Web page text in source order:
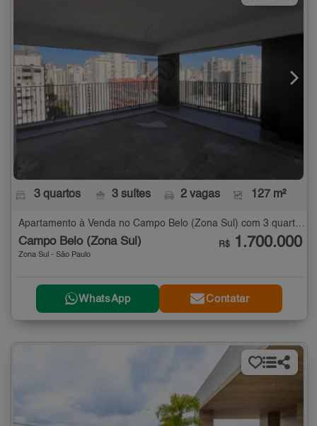
3 quartos 3 suítes 2 vagas 127 m²
Apartamento à Venda no Campo Belo (Zona Sul) com 3 quartos - 127 m²
Campo Belo (Zona Sul)
Zona Sul - São Paulo
R$ 1.700.000
WhatsApp Contatar